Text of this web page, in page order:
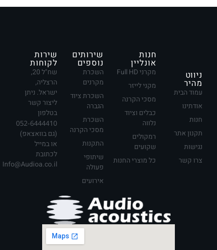
ניווט
מהיר
עמוד הבית
אודתינו
חנות
תקנון אתר
נגישות
צרו קשר
חנות
אונליין
מקרני Full HD
מקני לייזר
מסכי הקרנה
כבלים וציוד
נלווה
רמקולים
שקועים
כל מוצרי החנות
שירותים
נוספים
השכרת
מקרנים
השכרת ציוד
הגברה
השכרת
מסכי הקרנה
התקנות
שיתופי
פעולה
אירועים
שירות
לקוחות
שח"ל 20,
הרצליה,
ישראל. ניתן
ליצור קשר
בטלפון
052-6444410
(גם בוואצאפ)
או במייל
לכתובת
Info@Audioa.co.il